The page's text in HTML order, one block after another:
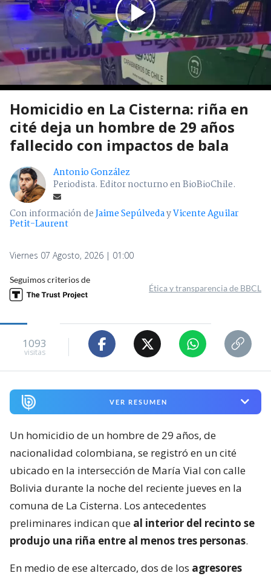
Homicidio en La Cisterna: riña en
cité deja un hombre de 29 años
fallecido con impactos de bala
Antonio González
Periodista. Editor nocturno en BioBioChile.
Con información deJaime SepúlvedayVicente Aguilar
Petit-Laurent
Viernes 07 Agosto, 2026 | 01:00
Seguimos criterios de
Ética y transparencia de BBCL
1093
visitas
VER RESUMEN
Un homicidio de un hombre de 29 años, de
nacionalidad colombiana, se registró en un cité
ubicado en la intersección de María Vial con calle
Bolivia durante la noche del reciente jueves en la
comuna de La Cisterna. Los antecedentes
preliminares indican que al interior del recinto se
produjo una riña entre al menos tres personas.
En medio de ese altercado, dos de los agresores